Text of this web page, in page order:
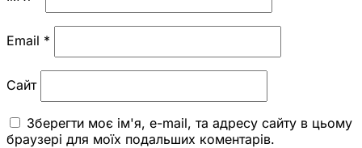
Email *
Сайт
Зберегти моє ім'я, e-mail, та адресу сайту в цьому
браузері для моїх подальших коментарів.